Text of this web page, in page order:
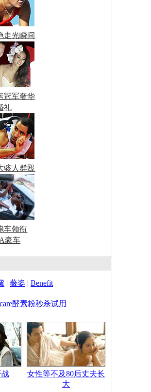
走光瞬间
冠军奢华
礼
骇人群殴
车领衔
豪车
| 薇姿 | Benefit
酵素粉秒杀试用
战
女性等不及80后丈夫长
大